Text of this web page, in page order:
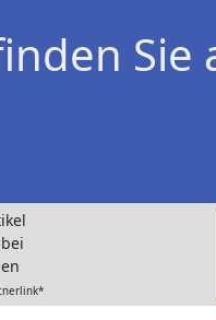
Sie